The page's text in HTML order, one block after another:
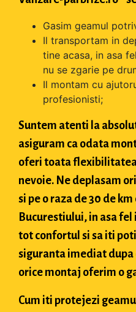
Gasim geamul
Il transportam in
tine acasa, in asa
nu se zgarie pe
Il montam cu
profesionisti;
Suntem atenti la
asiguram ca odata
oferi toata
nevoie. Ne deplasam
si pe o raza de 30 de
Bucurestiului, in asa
tot confortul si sa iti
siguranta imediat dupa
orice montaj oferim o
Cum iti protejezi